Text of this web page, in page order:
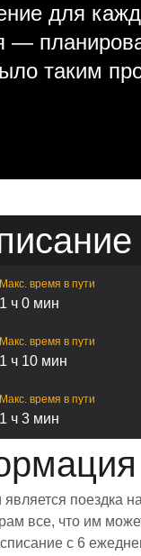
для
—
таким
Макс. время в пути
1 ч 0 мин
Макс. время в пути
1 ч 10 мин
Макс. время в пути
1 ч 3 мин
все, что им
с 6